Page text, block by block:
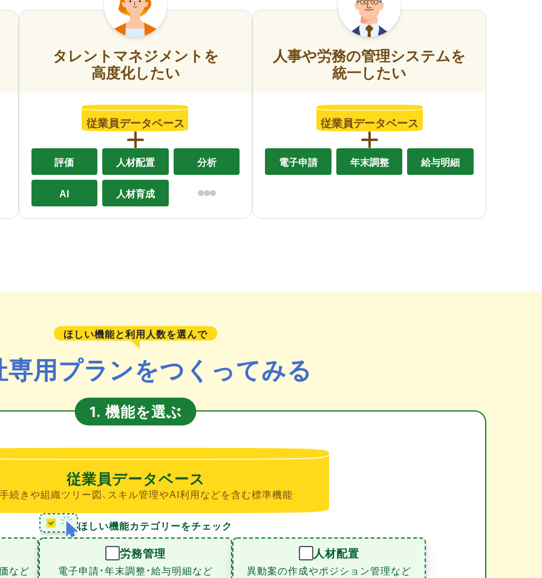
タレントマネジメントを
高度化したい
従業員データベース
評価 人材配置 分析
AI 人材育成
人事や労務の管理システムを
統一したい
従業員データベース
電子申請 年末調整 給与明細
ほしい機能と利用人数を選んで
専用プランをつくってみる
1. 機能を選ぶ
従業員データベース
続きや組織ツリー図、スキル管理やAI利用などを含む標準機能
ほしい機能カテゴリーをチェック
など
労務管理
電子申請・年末調整・給与明細など
人材配置
異動案の作成やポジション管理など